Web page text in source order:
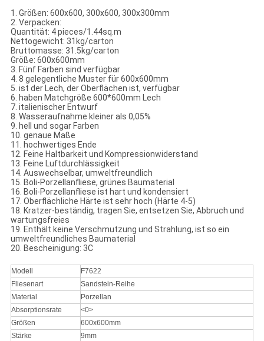
1. Größen: 600x600, 300x600, 300x300mm
2. Verpacken:
Quantität: 4 pieces/1.44sq.m
Nettogewicht: 31kg/carton
Bruttomasse: 31.5kg/carton
Größe: 600x600mm
3. Fünf Farben sind verfügbar
4. 8 gelegentliche Muster für 600x600mm
5. ist der Lech, der Oberflächen ist, verfügbar
6. haben Matchgröße 600*600mm Lech
7. italienischer Entwurf
8. Wasseraufnahme kleiner als 0,05%
9. hell und sogar Farben
10. genaue Maße
11. hochwertiges Ende
12. Feine Haltbarkeit und Kompressionwiderstand
13. Feine Luftdurchlässigkeit
14. Auswechselbar, umweltfreundlich
15. Boli-Porzellanfliese, grünes Baumaterial
16. Boli-Porzellanfliese ist hart und kondensiert
17. Oberflächliche Härte ist sehr hoch (Härte 4-5)
18. Kratzer-beständig, tragen Sie, entsetzen Sie, Abbruch und
wartungsfreies
19. Enthält keine Verschmutzung und Strahlung, ist so ein
umweltfreundliches Baumaterial
20. Bescheinigung: 3C
Modell
F7622
Fliesenart
Sandstein-Reihe
Material
Porzellan
Absorptionsrate
<0>
Größen
600x600mm
Stärke
9mm